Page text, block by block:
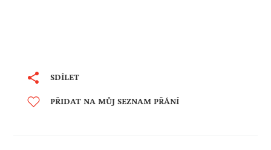
SDÍLET
PŘIDAT NA MŮJ SEZNAM PŘÁNÍ